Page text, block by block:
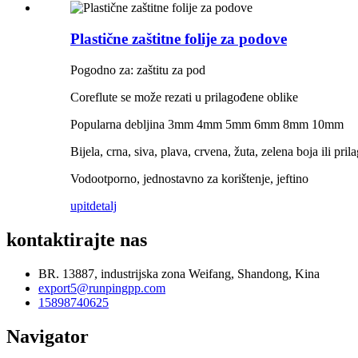
Plastične zaštitne folije za podove
Pogodno za: zaštitu za pod
Coreflute se može rezati u prilagođene oblike
Popularna debljina 3mm 4mm 5mm 6mm 8mm 10mm
Bijela, crna, siva, plava, crvena, žuta, zelena boja ili
Vodootporno, jednostavno za korištenje, jeftino
upitdetalj
kontaktirajte nas
BR. 13887, industrijska zona Weifang, Shandong, Kina
export5@runpingpp.com
15898740625
Navigator